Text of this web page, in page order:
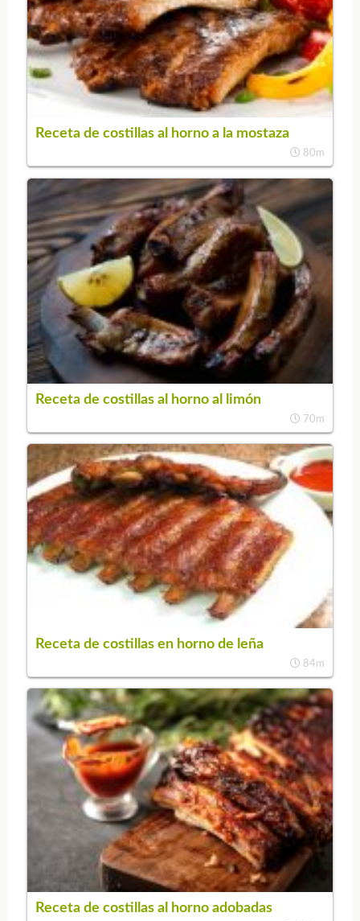
Receta de costillas al horno a la mostaza
80m
Receta de costillas al horno al limón
70m
Receta de costillas en horno de leña
84m
Receta de costillas al horno adobadas